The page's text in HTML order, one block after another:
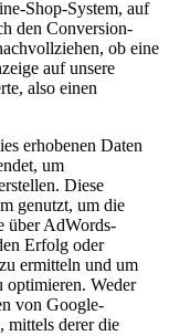
Shop-System, auf
den Conversion-
ob eine
auf unsere
also einen
erhobenen Daten
um
Diese
genutzt, um die
über AdWords-
Erfolg oder
ermitteln und um
Weder
von Google-
mittels derer die